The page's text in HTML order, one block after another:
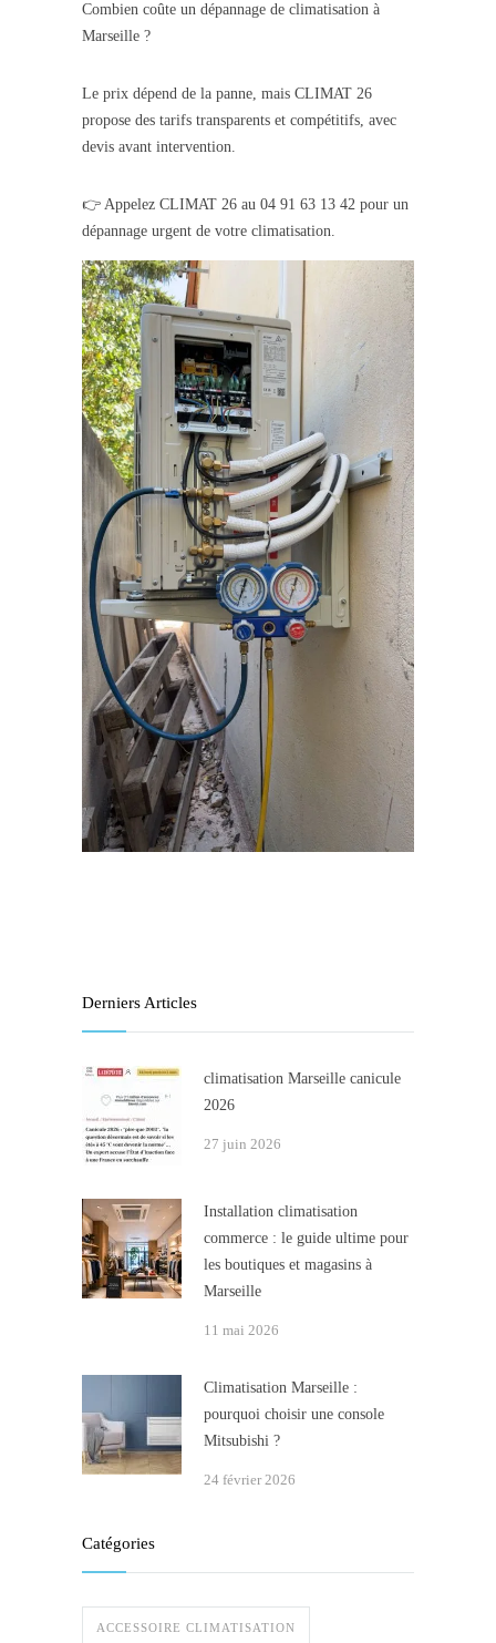
Combien coûte un dépannage de climatisation à
Marseille ?
Le prix dépend de la panne, mais CLIMAT 26
propose des tarifs transparents et compétitifs, avec
devis avant intervention.
👉 Appelez CLIMAT 26 au 04 91 63 13 42 pour un
dépannage urgent de votre climatisation.
Derniers Articles
climatisation Marseille canicule
2026
27 juin 2026
Installation climatisation
commerce : le guide ultime pour
les boutiques et magasins à
Marseille
11 mai 2026
Climatisation Marseille :
pourquoi choisir une console
Mitsubishi ?
24 février 2026
Catégories
ACCESSOIRE CLIMATISATION